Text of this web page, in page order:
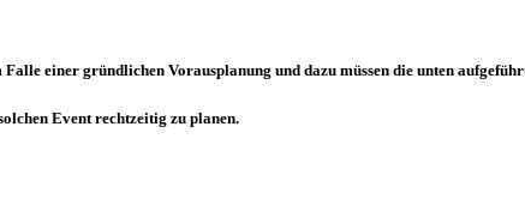
einer gründlichen Vorausplanung und dazu müssen die unten
Event rechtzeitig zu planen.